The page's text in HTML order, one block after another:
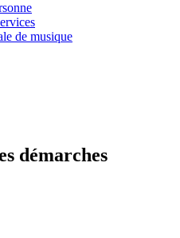
de musique
démarches